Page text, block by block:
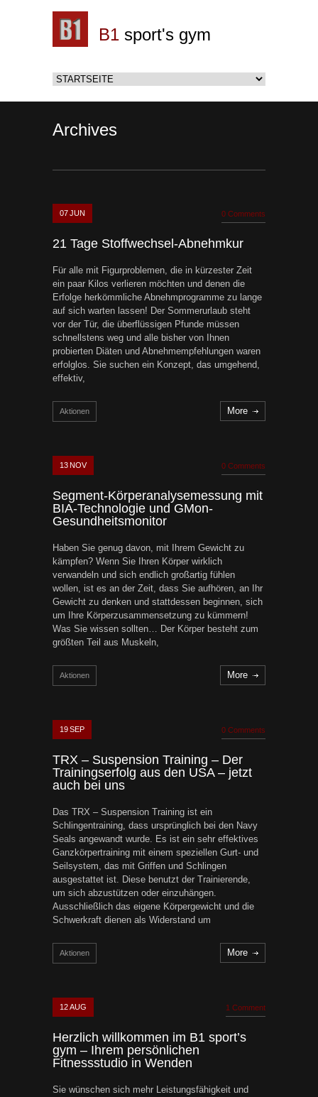
B1 sport's gym
Archives
07JUN 0 Comments
21 Tage Stoffwechsel-Abnehmkur
Für alle mit Figurproblemen, die in kürzester Zeit
ein paar Kilos verlieren möchten und denen die
Erfolge herkömmliche Abnehmprogramme zu lange
auf sich warten lassen! Der Sommerurlaub steht
vor der Tür, die überflüssigen Pfunde müssen
schnellstens weg und alle bisher von Ihnen
probierten Diäten und Abnehmempfehlungen waren
erfolglos. Sie suchen ein Konzept, das umgehend,
effektiv,
Aktionen More
13NOV 0 Comments
Segment-Körperanalysemessung mit
BIA-Technologie und GMon-
Gesundheitsmonitor
Haben Sie genug davon, mit Ihrem Gewicht zu
kämpfen? Wenn Sie Ihren Körper wirklich
verwandeln und sich endlich großartig fühlen
wollen, ist es an der Zeit, dass Sie aufhören, an Ihr
Gewicht zu denken und stattdessen beginnen, sich
um Ihre Körperzusammensetzung zu kümmern!
Was Sie wissen sollten… Der Körper besteht zum
größten Teil aus Muskeln,
Aktionen More
19SEP 0 Comments
TRX – Suspension Training – Der
Trainingserfolg aus den USA – jetzt
auch bei uns
Das TRX – Suspension Training ist ein
Schlingentraining, dass ursprünglich bei den Navy
Seals angewandt wurde. Es ist ein sehr effektives
Ganzkörpertraining mit einem speziellen Gurt- und
Seilsystem, das mit Griffen und Schlingen
ausgestattet ist. Diese benutzt der Trainierende,
um sich abzustützen oder einzuhängen.
Ausschließlich das eigene Körpergewicht und die
Schwerkraft dienen als Widerstand um
Aktionen More
12AUG 1 Comment
Herzlich willkommen im B1 sport’s
gym – Ihrem persönlichen
Fitnessstudio in Wenden
Sie wünschen sich mehr Leistungsfähigkeit und